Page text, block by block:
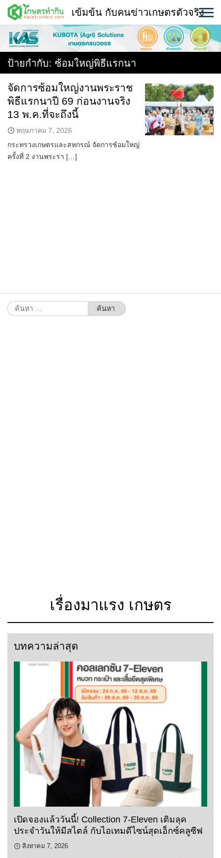
Skip
content
พืช
หน้าแรก
แวดวงเกษตร
ใคร ทำอะไร ที่ไหน
เข้มข้น กับคนข่าวเกษตรตัวจริง
ป้ายกำกับ: ซ้อมใหญ่พิธีแรกนา
จัดการซ้อมใหญ่งานพระราช
พิธีแรกนาปี 69 ก่อนงานจริง
13 พ.ค.ที่จะถึงนี้
พฤษภาคม 7, 2026
กระทรวงเกษตรและสหกรณ์ จัดการซ้อมใหญ่
ครั้งที่ 2 งานพระรา […]
ค้นหา
สำหรับ:
เรื่องมาแรง เกษตร
บทความล่าสุด
เปิดจองแล้ววันนี้! Collection 7-Eleven เติมลุค
ประจำวันให้มีสไตล์ กับไอเทมดีไซน์สุดเอ็กซ์คลูซีฟ
สิงหาคม 7, 2026